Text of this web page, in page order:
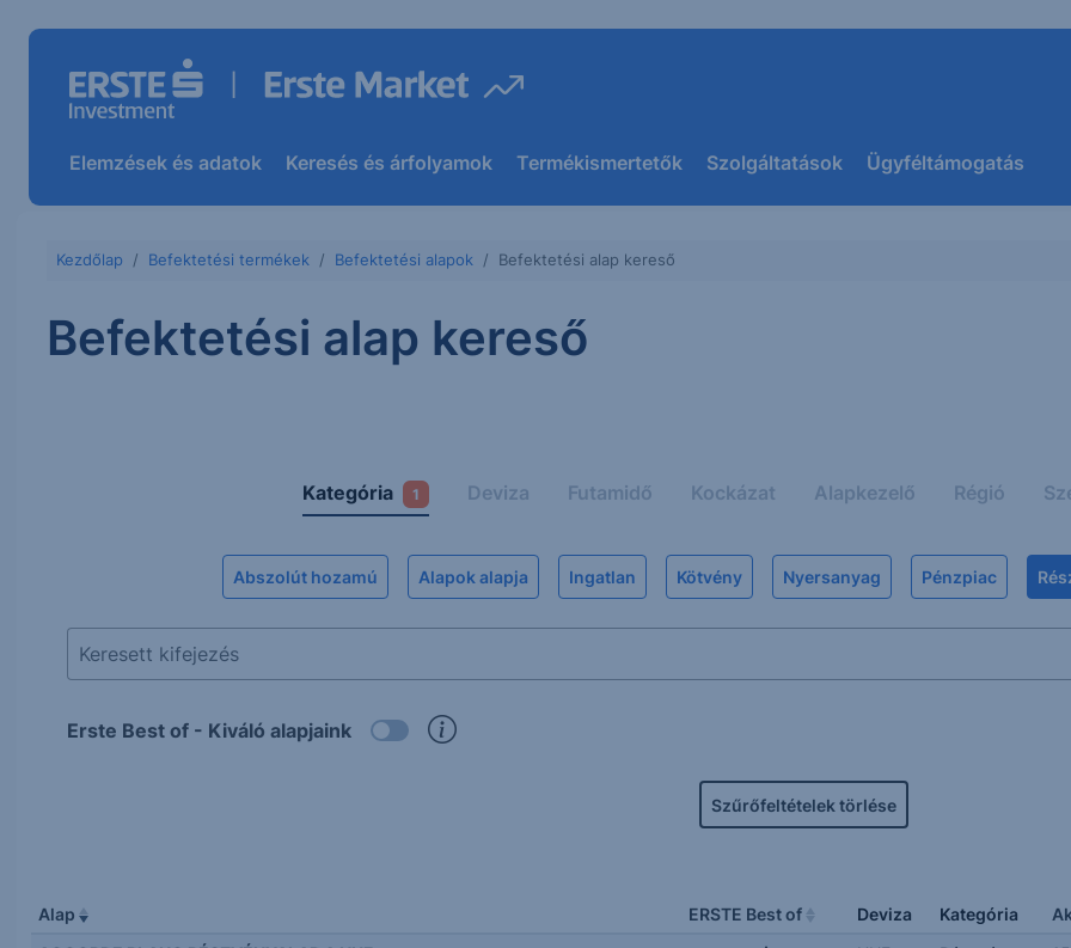
Elemzések és adatok Keresés és árfolyamok Termékismertetők Szolgáltatások Ügyféltámogatás
Kezdőlap Befektetési termékek Befektetési alapok Befektetési alap kereső
Befektetési alap kereső
Kategória 1 Deviza Futamidő Kockázat Alapkezelő Régió
Abszolút hozamú Alapok alapja Ingatlan Kötvény Nyersanyag Pénzpiac
Erste Best of - Kiváló alapjaink
Szűrőfeltételek törlése
Alap ERSTE Best of Deviza Kategória